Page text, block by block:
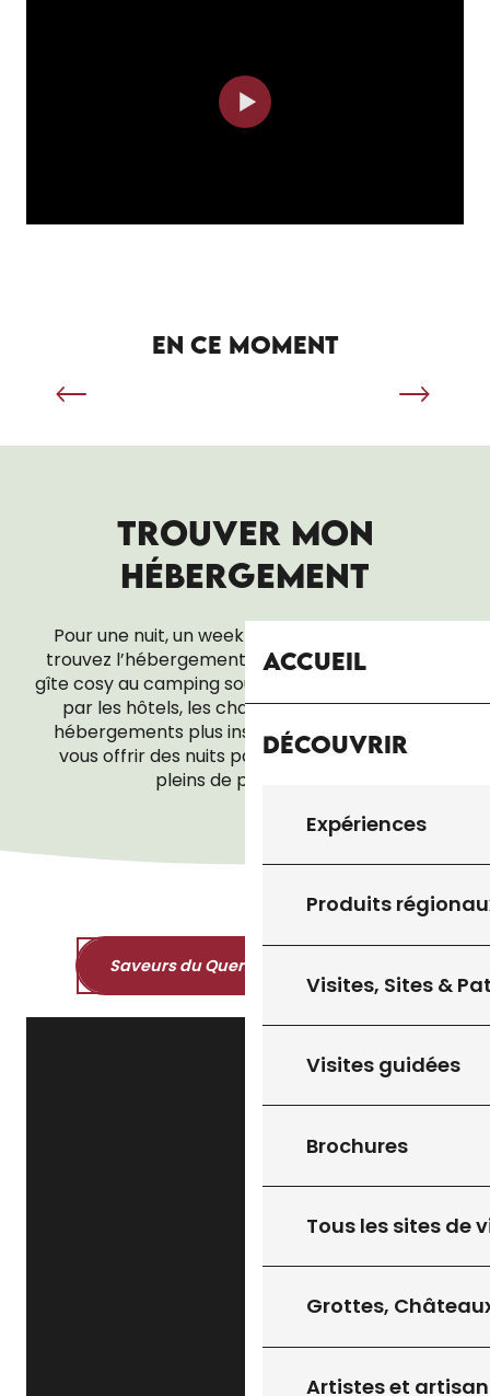
Accueil
Découvrir
Expériences
Produits
Visites, Sites &
Visites guidées
Brochures
Tous les sites de
Grottes,
Artistes et
EN CE MOMENT
TROUVER MON
HÉBERGEMENT
Pour une nuit, un week-end ou tout un séjour,
trouvez l’hébergement qui vous ressemble. Du
gîte cosy au camping sous les étoiles, en passant
par les hôtels, les chambres d’hôtes ou les
hébergements plus insolites, tout est là pour
vous offrir des nuits paisibles… et des réveils
pleins de promesses.
CAMPINGS ET AIRES DE CAMPING CAR
Saveurs du Quercy et du Périgord